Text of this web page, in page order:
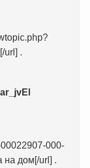
.
000-
на дом[/url] .